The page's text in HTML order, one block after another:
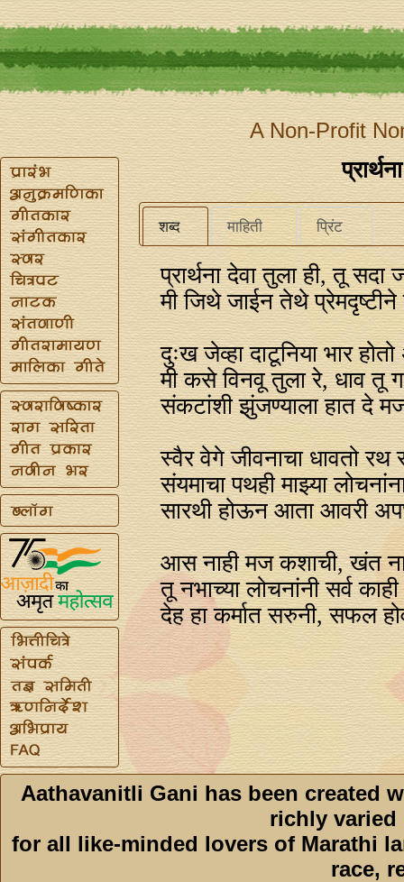
A Non-Profit
शब्द माहिती प्रिंट
प्रार्थना देवा तुला ही, तू सदा
मी जिथे जाईन तेथे प्रेमदृष्टीने
दुःख जेव्हा दाटूनिया भार
मी कसे विनवू तुला रे, धाव तू
संकटांशी झुंजण्याला हात दे
स्वैर वेगे जीवनाचा धावतो रथ
संयमाचा पथही माझ्या
सारथी होऊन आता आवरी
आस नाही मज कशाची, खंत
तू नभाच्या लोचनांनी सर्व
देह हा कर्मात सरुनी, सफल
Aathavanitli Gani has been created
richly varied
for all like-minded lovers of Marathi
race,